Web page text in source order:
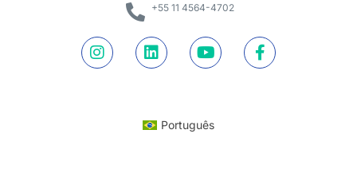
+55 11 4564-4702
Português